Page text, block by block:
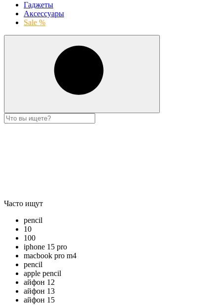
Гаджеты
Аксессуары
Sale %
Часто ищут
pencil
10
100
iphone 15 pro
macbook pro m4
pencil
apple pencil
айфон 12
айфон 13
айфон 15